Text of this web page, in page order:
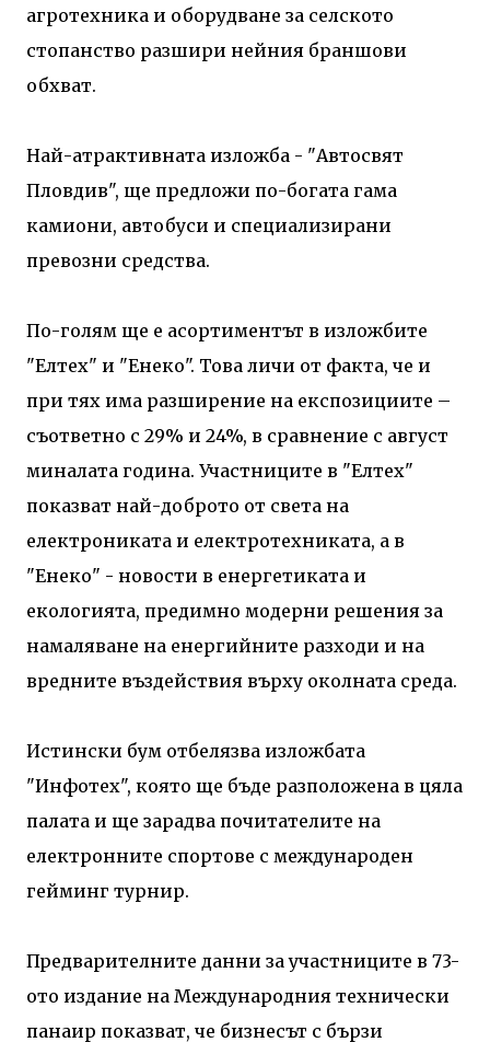
агротехника и оборудване за селското
стопанство разшири нейния браншови
обхват.
Най-атрактивната изложба - "Автосвят
Пловдив", ще предложи по-богата гама
камиони, автобуси и специализирани
превозни средства.
По-голям ще е асортиментът в изложбите
"Елтех" и "Енеко". Това личи от факта, че и
при тях има разширение на експозициите –
съответно с 29% и 24%, в сравнение с август
миналата година. Участниците в "Елтех"
показват най-доброто от света на
електрониката и електротехниката, а в
"Енеко" - новости в енергетиката и
екологията, предимно модерни решения за
намаляване на енергийните разходи и на
вредните въздействия върху околната среда.
Истински бум отбелязва изложбата
"Инфотех", която ще бъде разположена в цяла
палата и ще зарадва почитателите на
електронните спортове с международен
гейминг турнир.
Предварителните данни за участниците в 73-
ото издание на Международния технически
панаир показват, че бизнесът с бързи